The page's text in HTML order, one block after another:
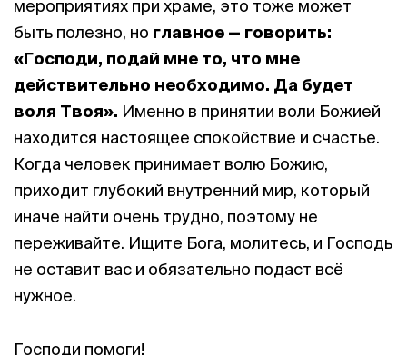
мероприятиях при храме, это тоже может
быть полезно, но главное — говорить:
«Господи, подай мне то, что мне
действительно необходимо. Да будет
воля Твоя». Именно в принятии воли Божией
находится настоящее спокойствие и счастье.
Когда человек принимает волю Божию,
приходит глубокий внутренний мир, который
иначе найти очень трудно, поэтому не
переживайте. Ищите Бога, молитесь, и Господь
не оставит вас и обязательно подаст всё
нужное.
Господи помоги!